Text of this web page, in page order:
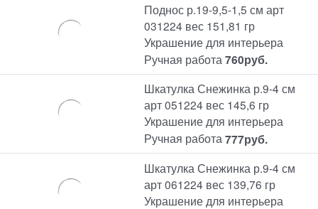
Поднос р.19-9,5-1,5 см арт
031224 вес 151,81 гр
Украшение для интерьера
Ручная работа 760руб.
Шкатулка Снежинка р.9-4 см
арт 051224 вес 145,6 гр
Украшение для интерьера
Ручная работа777руб.
Шкатулка Снежинка р.9-4 см
арт 061224 вес 139,76 гр
Украшение для интерьера